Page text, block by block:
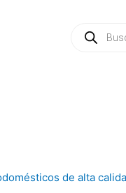
productos